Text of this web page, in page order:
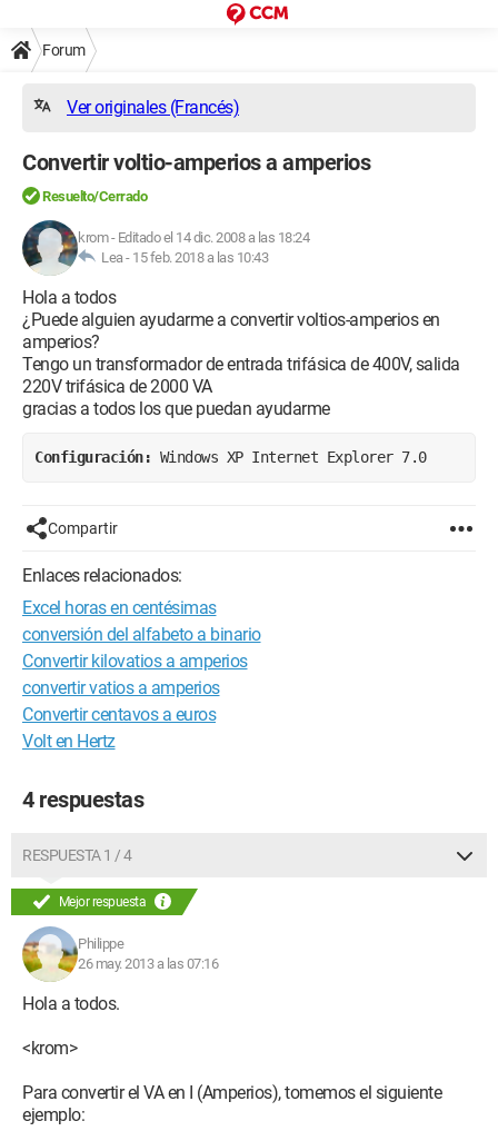
Forum
Ver originales (Francés)
Convertir voltio-amperios a amperios
Resuelto/Cerrado
krom- Editado el 14 dic. 2008 a las 18:24
Lea - 15 feb. 2018 a las 10:43
Hola a todos
¿Puede alguien ayudarme a convertir voltios-amperios en
amperios?
Tengo un transformador de entrada trifásica de 400V, salida
220V trifásica de 2000 VA
gracias a todos los que puedan ayudarme
Configuración: Windows XP Internet Explorer 7.0
Compartir
Enlaces relacionados:
Excel horas en centésimas
conversión del alfabeto a binario
Convertir kilovatios a amperios
convertir vatios a amperios
Convertir centavos a euros
Volt en Hertz
4 respuestas
RESPUESTA 1 / 4
Mejor respuesta
Philippe
26 may. 2013 a las 07:16
Hola a todos.
<krom>
Para convertir el VA en I (Amperios), tomemos el siguiente
ejemplo: